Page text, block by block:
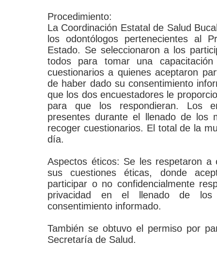
Procedimiento:
La Coordinación Estatal de Salud
los odontólogos pertenecientes al
Estado. Se seleccionaron a los
todos para tomar una
cuestionarios a quienes aceptaron
de haber dado su consentimiento
que los dos encuestadores le
para que los respondieran. Los
presentes durante el llenado de los
recoger cuestionarios. El total de la
día.
Aspectos éticos: Se les respetaron a
sus cuestiones éticas, donde
participar o no confidencialmente
privacidad en el llenado de los
consentimiento informado.
También se obtuvo el permiso por
Secretaría de Salud.